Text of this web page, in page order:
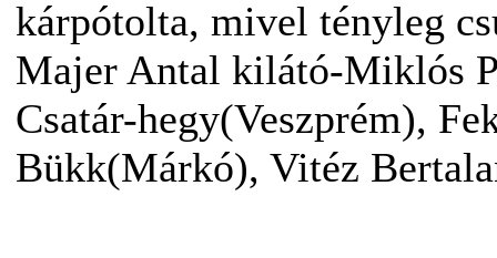
kárpótolta, mivel tényleg
Majer Antal kilátó-Miklós
Csatár-hegy(Veszprém),
Bükk(Márkó), Vitéz